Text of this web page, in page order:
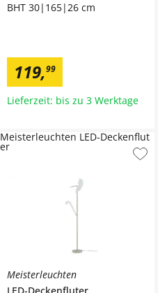
BHT 30|165|26 cm
119,99
Lieferzeit: bis zu 3 Werktage
Meisterleuchten
LED-Deckenfluter
Meisterleuchten LED-Deckenflut
er